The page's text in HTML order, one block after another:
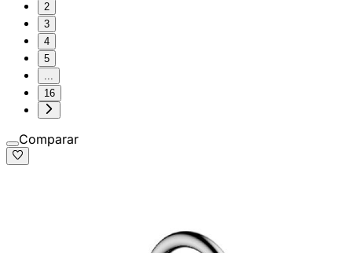
2
3
4
5
...
16
Comparar